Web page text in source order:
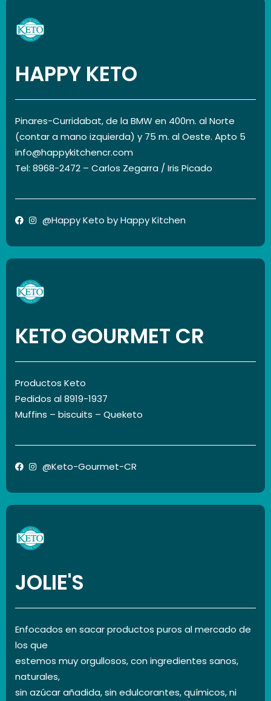
HAPPY KETO
Pinares-Curridabat, de la BMW en 400m. al Norte
(contar a mano izquierda) y 75 m. al Oeste. Apto 5
info@happykitchencr.com
Tel: 8968-2472 – Carlos Zegarra / Iris Picado
@Happy Keto by Happy Kitchen
KETO GOURMET CR
Productos Keto
Pedidos al 8919-1937
Muffins – biscuits – Queketo
@Keto-Gourmet-CR
JOLIE'S
Enfocados en sacar productos puros al mercado de
los que
estemos muy orgullosos, con ingredientes sanos,
naturales,
sin azúcar añadida, sin edulcorantes, químicos, ni